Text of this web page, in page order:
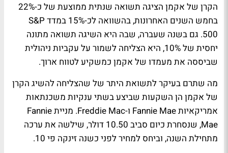
הקרן של אקמן הציגה תשואה שנתית ממוצעת של כ-22%
בחמש השנים האחרונות, בהשוואה לכ-15% במדד S&P
500. גם בשנה שעברה, שבה היא השיגה תשואה מתונה
יחסית של 10%, היא הצליחה לשמור על עקביות ניהולית
שביססה את מעמדו של אקמן כמשקיע לטווח ארוך.
מה שתרם בעיקר לתשואת היתר של שהצליחה להשיג הקרן
של אקמן הן השקעות שביצע בשתי ענקיות משכנתאות
אמריקאיות Fannie Mae ו-Freddie Mac. מניית Fannie
Mae, שנסחרת כיום סביב 10.50 דולר, שילשה את ערכה
מתחילת השנה, וביחס למחיר לפני כשנה זינקה פי 10.